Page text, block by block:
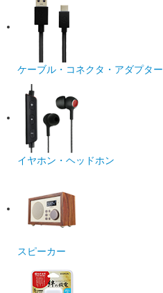
ケーブル・コネクタ・アダプター
イヤホン・ヘッドホン
スピーカー